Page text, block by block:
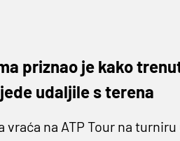
priznao je kako
udaljile s terena
vraća na ATP Tour na